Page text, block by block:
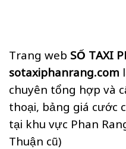
Trang web SỐ TAXI
sotaxiphanrang.com
chuyên tổng hợp và
thoại, bảng giá cước
tại khu vực Phan
Thuận cũ)